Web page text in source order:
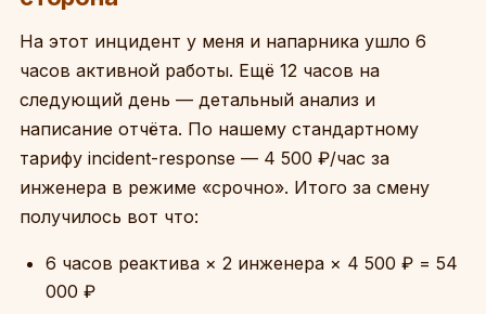
На этот инцидент у меня и напарника ушло 6
часов активной работы. Ещё 12 часов на
следующий день — детальный анализ и
написание отчёта. По нашему стандартному
тарифу incident-response — 4 500 ₽/час за
инженера в режиме «срочно». Итого за смену
получилось вот что:
6 часов реактива × 2 инженера × 4 500 ₽ = 54
000 ₽